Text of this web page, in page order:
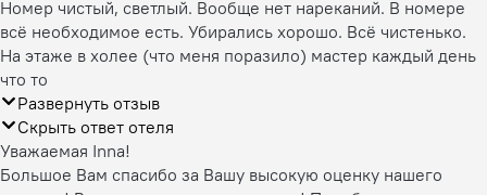
Номер чистый, светлый. Вообще нет нареканий. В номере
всё необходимое есть. Убирались хорошо. Всё чистенько.
На этаже в холее (что меня поразило) мастер каждый день
что то
Развернуть отзыв
Скрыть ответ отеля
Уважаемая Inna!
Большое Вам спасибо за Вашу высокую оценку нашего